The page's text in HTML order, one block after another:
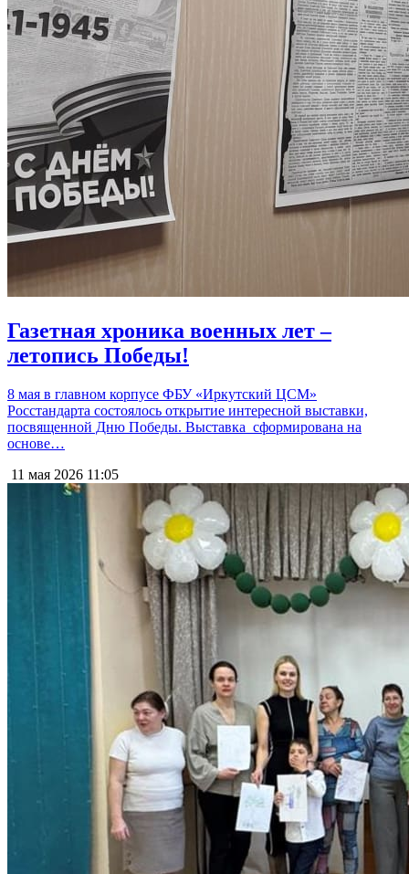
Газетная хроника военных лет –
летопись Победы!
8 мая в главном корпусе ФБУ «Иркутский ЦСМ»
Росстандарта состоялось открытие интересной выставки,
посвященной Дню Победы. Выставка сформирована на
основе…
11 мая 2026 11:05